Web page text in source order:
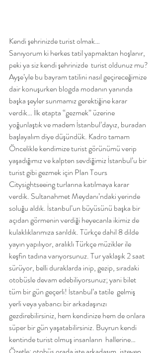
Kendi şehrinizde turist olmak…
Sanıyorum ki herkes tatil yapmaktan hoşlanır,
peki ya siz kendi şehrinizde  turist oldunuz mu?
Ayşe’yle bu bayram tatilini nasıl geçireceğimize
dair konuşurken blogda modanın yanında
başka şeyler sunmamız gerektiğine karar
verdik… İlk etapta “gezmek” üzerine
yoğunlaştık ve madem İstanbul’dayız, buradan
başlayalım diye düşündük. Kadro tamam
Öncelikle kendimize turist görünümü verip
yaşadığımız ve kalpten sevdiğimiz İstanbul’u bir
turist gibi gezmek için Plan Tours
Citysightseeing turlarına katılmaya karar
verdik. Sultanahmet Meydanı’ndaki yerinde
soluğu aldık. İstanbul’un büyüsünü başka bir
açıdan görmenin verdiği heyecanla ikimiz de
kulaklıklarımıza sarıldık. Türkçe dahil 8 dilde
yayın yapılıyor, aralıklı Türkçe müzikler ile
keşfin tadına varıyorsunuz. Tur yaklaşık 2 saat
sürüyor, belli duraklarda inip, gezip, sıradaki
otobüsle devam edebiliyorsunuz; yani bilet
tüm bir gün geçerli! İstanbul’a tatile  gelmiş
yerli veya yabancı bir arkadaşınızı
gezdirebilirsiniz, hem kendinize hem de onlara
süper bir gün yaşatabilirsiniz. Buyrun kendi
kentinde turist olmuş insanların  hallerine…